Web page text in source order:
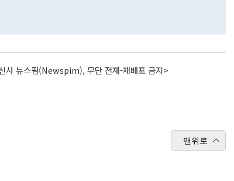
사 뉴스핌(Newspim), 무단 전재-재배포 금지>
맨위로